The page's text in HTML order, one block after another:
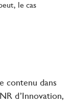
le cas
contenu dans
d’Innovation,